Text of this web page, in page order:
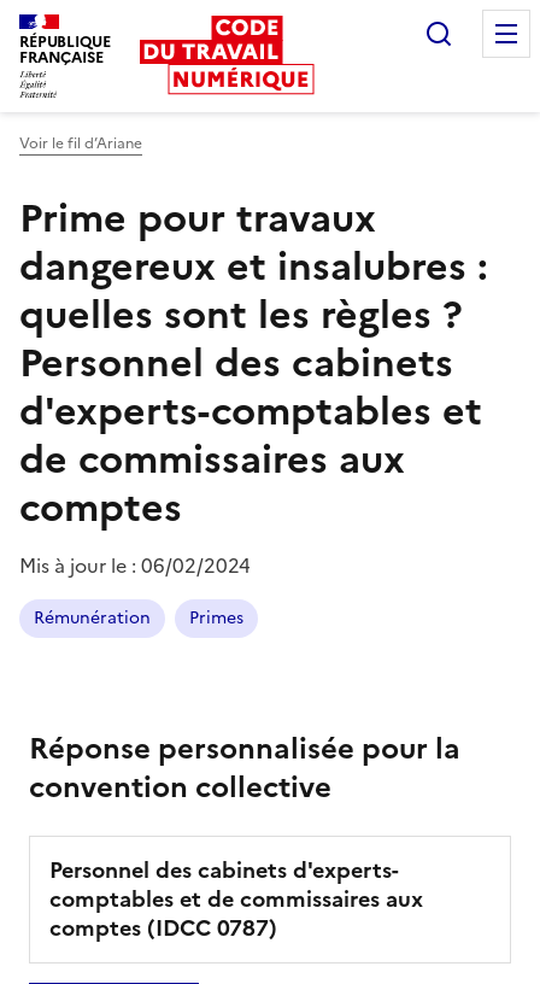
RÉPUBLIQUE
FRANÇAISE
Voir le fil d’Ariane
Prime pour travaux
dangereux et insalubres :
quelles sont les règles ?
Personnel des cabinets
d'experts-comptables et
de commissaires aux
comptes
Mis à jour le : 06/02/2024
Rémunération Primes
Réponse personnalisée pour la
convention collective
Personnel des cabinets d'experts-
comptables et de commissaires aux
comptes (IDCC0787)